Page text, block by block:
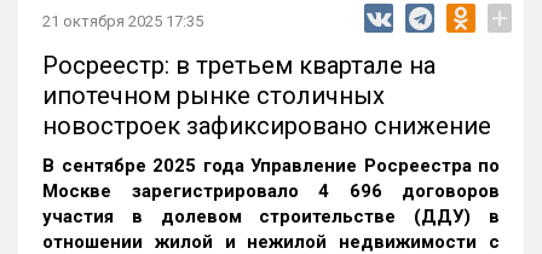
21 октября 2025 17:35 +
Росреестр: в третьем квартале на
ипотечном рынке столичных
новостроек зафиксировано снижение
В сентябре 2025 года Управление Росреестра по
Москве зарегистрировало 4 696 договоров
участия в долевом строительстве (ДДУ) в
отношении жилой и нежилой недвижимости с